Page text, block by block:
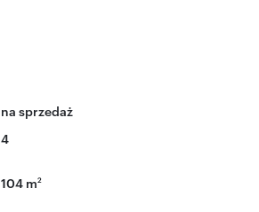
na sprzedaż
4
104 m2